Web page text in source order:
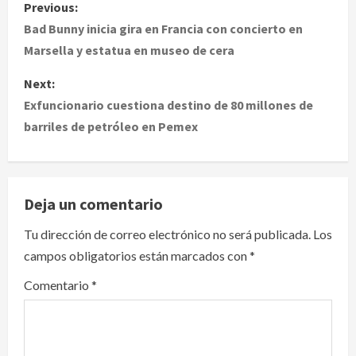
o
t
n
a
v
i
g
a
Previous:
Bad Bunny inicia gira en Francia con concierto en
Marsella y estatua en museo de cera
Next:
Exfuncionario cuestiona destino de 80 millones de
barriles de petróleo en Pemex
Deja un comentario
Tu dirección de correo electrónico no será publicada. Los
campos obligatorios están marcados con*
Comentario *